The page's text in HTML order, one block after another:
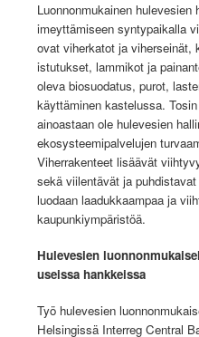
Luonnonmukainen hulevesien
imeyttämiseen syntypaikalla
ovat viherkatot ja viherseinät,
istutukset, lammikot ja
oleva biosuodatus, purot,
käyttäminen kastelussa.
ainoastaan ole hulevesien
ekosysteemipalvelujen
Viherrakenteet lisäävät
sekä viilentävät ja
luodaan laadukkaampaa ja
kaupunkiympäristöä.
Hulevesien
useissa hankkeissa
Työ hulevesien
Helsingissä Interreg Central